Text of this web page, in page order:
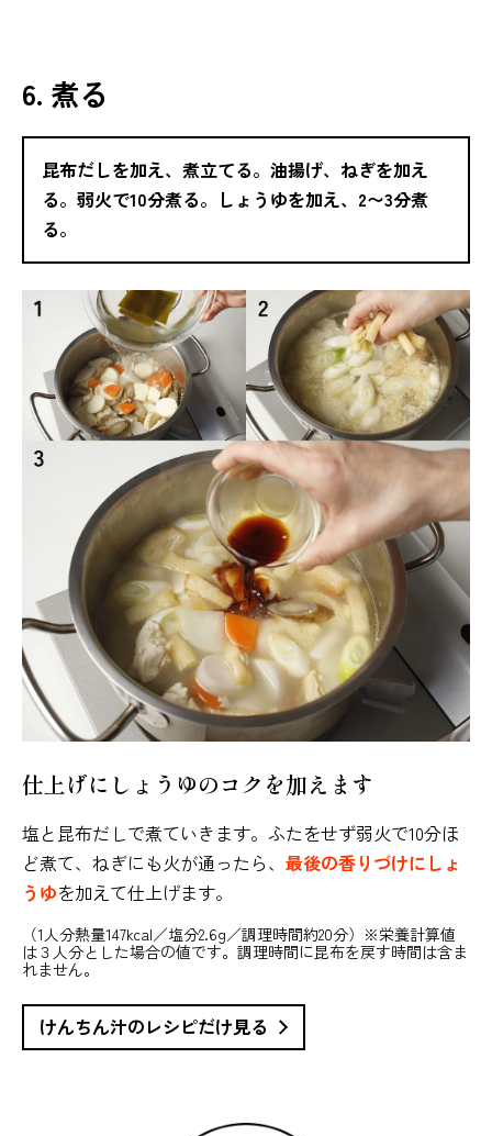
6. 煮る
昆布だしを加え、煮立てる。油揚げ、ねぎを加え
る。弱火で10分煮る。しょうゆを加え、2〜3分煮
る。
仕上げにしょうゆのコクを加えます
塩と昆布だしで煮ていきます。ふたをせず弱火で10分ほ
ど煮て、ねぎにも火が通ったら、 最後の香りづけにしょ
うゆを加えて仕上げます。
（1人分熱量147kcal／塩分2.6g／調理時間約20分）※栄養計算値
は３人分とした場合の値です。調理時間に昆布を戻す時間は含ま
れません。
けんちん汁のレシピだけ見る